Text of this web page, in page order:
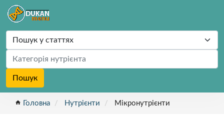
Пошук
home Головна Нутрієнти Мікронутрієнти